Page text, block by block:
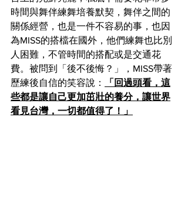
時間與舞伴練舞培養默契，舞伴之間的
關係經營，也是一件不容易的事，也因
為MISS的搭檔在國外，他們練舞也比別
人困難，不管時間的搭配或是交通花
費。被問到「後不後悔？」，MISS帶著
歷練後自信的笑容說：
「回過頭看，這
些都是讓自己更加茁壯的養分，讓世界
看見台灣，一切都值得了！」